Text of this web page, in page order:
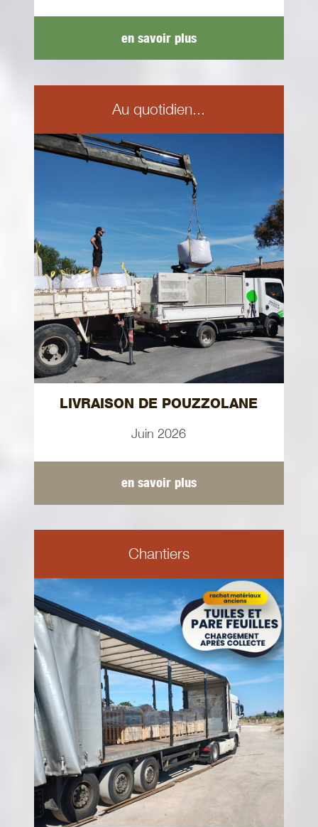
en savoir plus
Au quotidien...
LIVRAISON DE POUZZOLANE
Juin 2026
en savoir plus
Chantiers